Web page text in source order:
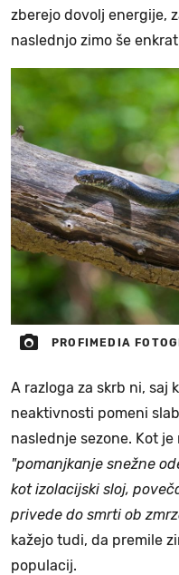
zberejo dovolj energije,
naslednjo zimo še
PROFIMEDIA
A razloga za skrb ni, saj
neaktivnosti pomeni
naslednje sezone. Kot
"pomanjkanje snežne
kot izolacijski sloj,
privede do smrti ob
kažejo tudi, da premile
populacij.